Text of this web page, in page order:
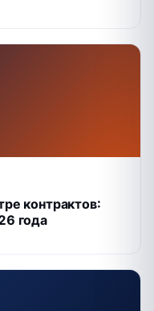
контрактов:
года